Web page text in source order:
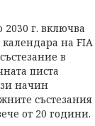
г. включва
календара на FIA
в
писта
начин
състезания
от 20 години.